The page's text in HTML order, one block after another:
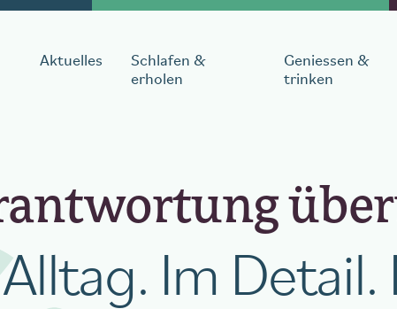
Aktuelles
Schlafen &
erholen
Geniessen &
trinken
Datum Abreise
Im